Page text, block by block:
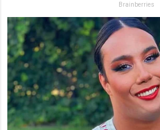
Brainberries